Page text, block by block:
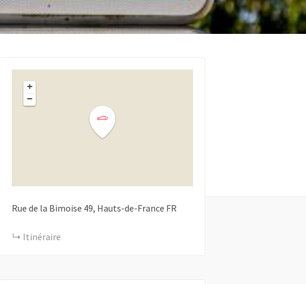
+
−
Rue de la Bimoise 49 Hauts-de-France FR
Itinéraire